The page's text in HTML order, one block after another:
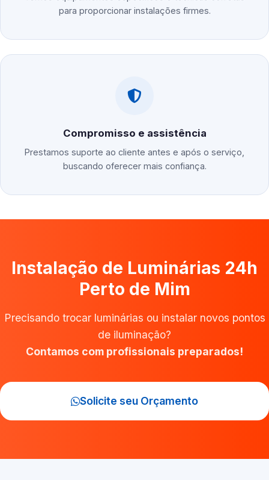
para proporcionar instalações firmes.
Compromisso e assistência
Prestamos suporte ao cliente antes e após o serviço,
buscando oferecer mais confiança.
Instalação de Luminárias 24h
Perto de Mim
Precisando trocar luminárias ou instalar novos pontos
de iluminação?
Contamos com profissionais preparados!
Solicite seu Orçamento